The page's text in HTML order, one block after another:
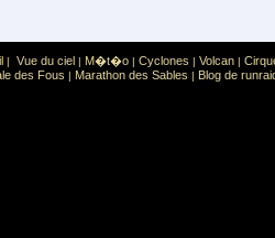
Sport: Sports extr�mes
| Vue du ciel | M�t�o | Cyclones | Volcan |
des Fous | Marathon des Sables | Blog de